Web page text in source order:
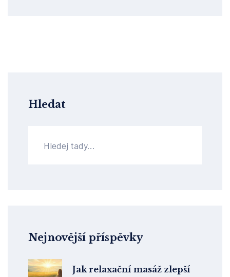
Hledat
Nejnovější příspěvky
Jak relaxační masáž zlepší